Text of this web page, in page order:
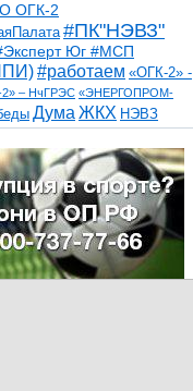
ОГК-2
#ПК"НЭВЗ"
Юг #МСП
#работаем «ОГК-2» -
– НчГРЭС «ЭНЕРГОПРОМ-
Дума ЖКХ НЭВЗ
ТНТ
ветераны выборы
казаки коррупция космос
палата парк пожар роща
художники